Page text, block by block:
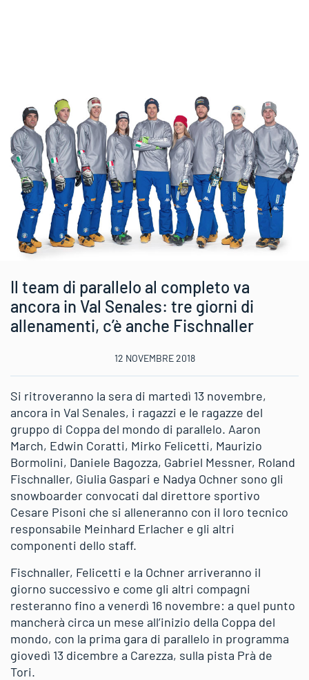
Il team di parallelo al completo va
ancora in Val Senales: tre giorni di
allenamenti, c’è anche Fischnaller
12 NOVEMBRE 2018
Si ritroveranno la sera di martedì 13 novembre,
ancora in Val Senales, i ragazzi e le ragazze del
gruppo di Coppa del mondo di parallelo. Aaron
March, Edwin Coratti, Mirko Felicetti, Maurizio
Bormolini, Daniele Bagozza, Gabriel Messner, Roland
Fischnaller, Giulia Gaspari e Nadya Ochner sono gli
snowboarder convocati dal direttore sportivo
Cesare Pisoni che si alleneranno con il loro tecnico
responsabile Meinhard Erlacher e gli altri
componenti dello staff.
Fischnaller, Felicetti e la Ochner arriveranno il
giorno successivo e come gli altri compagni
resteranno fino a venerdì 16 novembre: a quel punto
mancherà circa un mese all’inizio della Coppa del
mondo, con la prima gara di parallelo in programma
giovedì 13 dicembre a Carezza, sulla pista Prà de
Tori.